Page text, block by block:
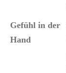
Gefühl in der
Hand